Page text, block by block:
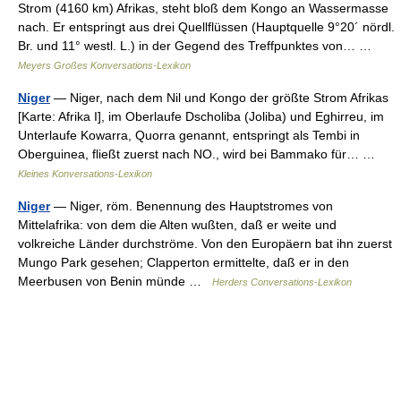
Strom (4160 km) Afrikas, steht bloß dem Kongo an Wassermasse
nach. Er entspringt aus drei Quellflüssen (Hauptquelle 9°20´ nördl.
Br. und 11° westl. L.) in der Gegend des Treffpunktes von… …
Meyers Großes Konversations-Lexikon
Niger— Niger, nach dem Nil und Kongo der größte Strom Afrikas
[Karte: Afrika I], im Oberlaufe Dscholiba (Joliba) und Eghirreu, im
Unterlaufe Kowarra, Quorra genannt, entspringt als Tembi in
Oberguinea, fließt zuerst nach NO., wird bei Bammako für… …
Kleines Konversations-Lexikon
Niger— Niger, röm. Benennung des Hauptstromes von
Mittelafrika: von dem die Alten wußten, daß er weite und
volkreiche Länder durchströme. Von den Europäern bat ihn zuerst
Mungo Park gesehen; Clapperton ermittelte, daß er in den
Meerbusen von Benin münde …
Herders Conversations-Lexikon